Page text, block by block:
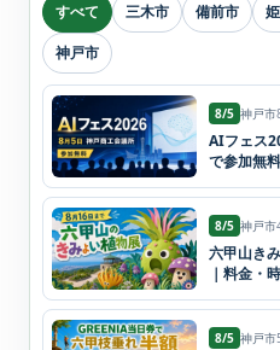
すべて 三木市 備前市
神戸市
8/5 神戸市
AIフェス
で参加無料
8/5 神戸市
六甲山き
｜料金・
8/5 神戸市